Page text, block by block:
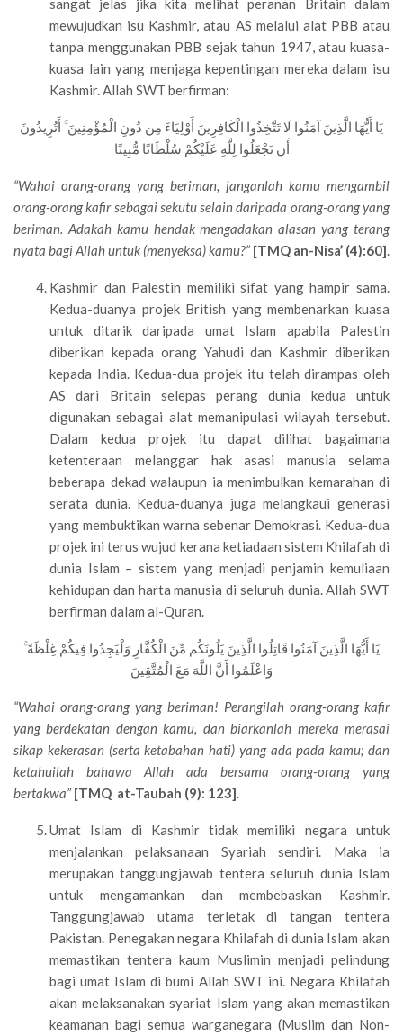
sangat jelas jika kita melihat peranan Britain dalam
mewujudkan isu Kashmir, atau AS melalui alat PBB atau
tanpa menggunakan PBB sejak tahun 1947, atau kuasa-
kuasa lain yang menjaga kepentingan mereka dalam isu
Kashmir. Allah SWT berfirman:
يَا أَيُّهَا الَّذِينَ آمَنُوا لَا تَتَّخِذُوا الْكَافِرِينَ أَوْلِيَاءَ مِن دُونِ الْمُؤْمِنِينَ ۚ أَتُرِيدُونَ
أَن تَجْعَلُوا لِلَّهِ عَلَيْكُمْ سُلْطَانًا مُّبِينًا
“Wahai orang-orang yang beriman, janganlah kamu mengambil
orang-orang kafir sebagai sekutu selain daripada orang-orang yang
beriman. Adakah kamu hendak mengadakan alasan yang terang
nyata bagi Allah untuk (menyeksa) kamu?”[TMQ an-Nisa’ (4):60].
Kashmir dan Palestin memiliki sifat yang hampir sama.
Kedua-duanya projek British yang membenarkan kuasa
untuk ditarik daripada umat Islam apabila Palestin
diberikan kepada orang Yahudi dan Kashmir diberikan
kepada India. Kedua-dua projek itu telah dirampas oleh
AS dari Britain selepas perang dunia kedua untuk
digunakan sebagai alat memanipulasi wilayah tersebut.
Dalam kedua projek itu dapat dilihat bagaimana
ketenteraan melanggar hak asasi manusia selama
beberapa dekad walaupun ia menimbulkan kemarahan di
serata dunia. Kedua-duanya juga melangkaui generasi
yang membuktikan warna sebenar Demokrasi. Kedua-dua
projek ini terus wujud kerana ketiadaan sistem Khilafah di
dunia Islam – sistem yang menjadi penjamin kemuliaan
kehidupan dan harta manusia di seluruh dunia. Allah SWT
berfirman dalam al-Quran.
يَا أَيُّهَا الَّذِينَ آمَنُوا قَاتِلُوا الَّذِينَ يَلُونَكُم مِّنَ الْكُفَّارِ وَلْيَجِدُوا فِيكُمْ غِلْظَةً ۚ
وَاعْلَمُوا أَنَّ اللَّهَ مَعَ الْمُتَّقِينَ
“Wahai orang-orang yang beriman! Perangilah orang-orang kafir
yang berdekatan dengan kamu, dan biarkanlah mereka merasai
sikap kekerasan (serta ketabahan hati) yang ada pada kamu; dan
ketahuilah bahawa Allah ada bersama orang-orang yang
bertakwa” [TMQ at-Taubah (9): 123].
Umat Islam di Kashmir tidak memiliki negara untuk
menjalankan pelaksanaan Syariah sendiri. Maka ia
merupakan tanggungjawab tentera seluruh dunia Islam
untuk mengamankan dan membebaskan Kashmir.
Tanggungjawab utama terletak di tangan tentera
Pakistan. Penegakan negara Khilafah di dunia Islam akan
memastikan tentera kaum Muslimin menjadi pelindung
bagi umat Islam di bumi Allah SWT ini. Negara Khilafah
akan melaksanakan syariat Islam yang akan memastikan
keamanan bagi semua warganegara (Muslim dan Non-